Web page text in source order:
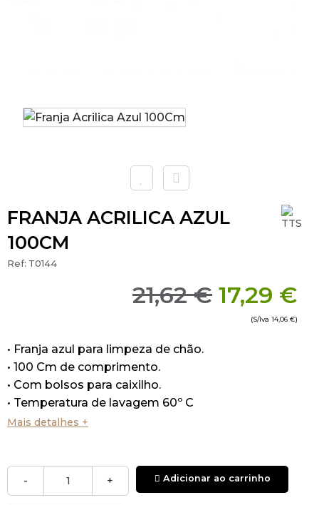
FRANJA ACRILICA AZUL
100CM
Ref: T0144
21,62 € 17,29 €
(S/Iva 14,06 €)
• Franja azul para limpeza de chão.
• 100 Cm de comprimento.
• Com bolsos para caixilho.
• Temperatura de lavagem 60º C
Mais detalhes +
- + Adicionar ao carrinho